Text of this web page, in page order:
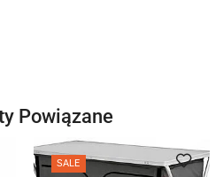
Powiązane
SALE